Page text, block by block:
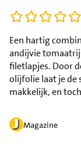
Magazine
Een hartig
andijvie
filetlapjes. Door
olijfolie laat je de
makkelijk, en